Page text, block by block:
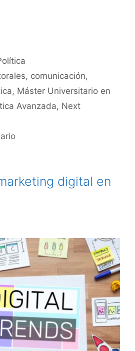
, comunicación,
, Máster Universitario en
Avanzada, Next
digital en